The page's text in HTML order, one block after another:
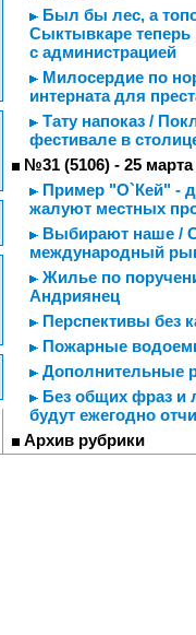
Был бы лес, а
Сыктывкаре теперь
с администрацией
Милосердие по
интерната для
Тату напоказ /
фестивале в
№31 (5106) - 25 марта
Пример "О`Кей" -
жалуют местных
Выбирают наше /
международный
Жилье по
Андриянец
Перспективы без
Пожарные
Дополнительные
Без общих фраз и
будут ежегодно
Архив рубрики